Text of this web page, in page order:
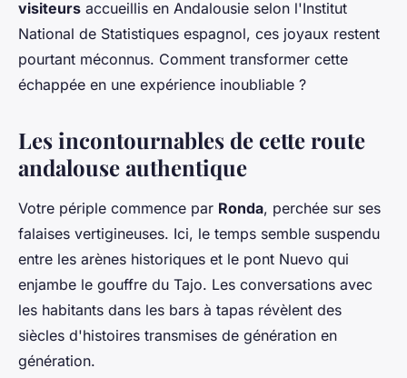
visiteurs accueillis en Andalousie selon l'Institut
National de Statistiques espagnol, ces joyaux restent
pourtant méconnus. Comment transformer cette
échappée en une expérience inoubliable ?
Les incontournables de cette route
andalouse authentique
Votre périple commence par Ronda, perchée sur ses
falaises vertigineuses. Ici, le temps semble suspendu
entre les arènes historiques et le pont Nuevo qui
enjambe le gouffre du Tajo. Les conversations avec
les habitants dans les bars à tapas révèlent des
siècles d'histoires transmises de génération en
génération.